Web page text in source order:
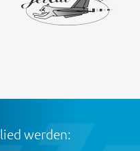
werden: